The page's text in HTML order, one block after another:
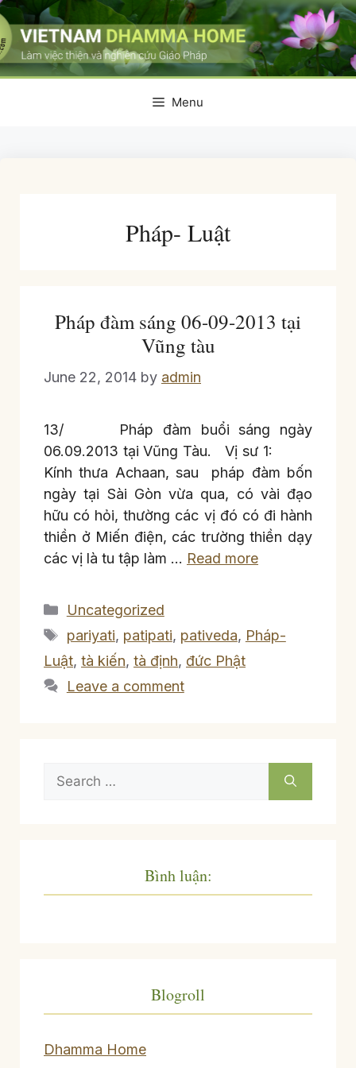
Skip
to
content
Menu
Pháp- Luật
Pháp đàm sáng 06-09-2013 tại
Vũng tàu
June 22, 2014 by admin
13/ Pháp đàm buổi sáng ngày
06.09.2013 tại Vũng Tàu. Vị sư 1:
Kính thưa Achaan, sau pháp đàm bốn
ngày tại Sài Gòn vừa qua, có vài đạo
hữu có hỏi, thường các vị đó có đi hành
thiền ở Miến điện, các trường thiền dạy
các vị là tu tập làm … Read more
Categories
Uncategorized
Tags
pariyati, patipati, pativeda, Pháp-
Luật, tà kiến, tà định, đức Phật
Leave a comment
Search
Bình luận:
Blogroll
Dhamma Home